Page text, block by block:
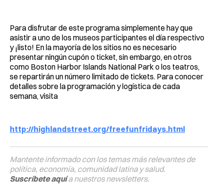
Para disfrutar de este programa simplemente hay que
asistir a uno de los museos participantes el día respectivo
y ¡listo! En la mayoría de los sitios no es necesario
presentar ningún cupón o ticket, sin embargo, en otros
como Boston Harbor Islands National Park o los teatros,
se repartirán un número limitado de tickets. Para conocer
detalles sobre la programación y logística de cada
semana, visita
http://highlandstreet.org/freefunfridays.html
Mantente informado con los temas más relevantes de
política, economía, comunidad latina y salud.
Suscríbete aquía nuestros newsletters.